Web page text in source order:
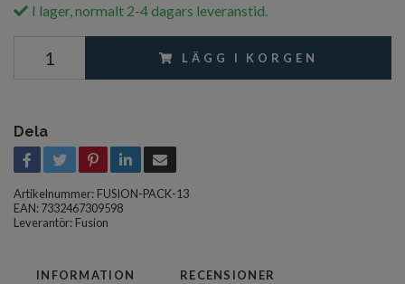
I lager, normalt 2-4 dagars leveranstid.
LÄGG I KORGEN
Dela
Artikelnummer: FUSION-PACK-13
EAN: 7332467309598
Leverantör: Fusion
INFORMATION RECENSIONER